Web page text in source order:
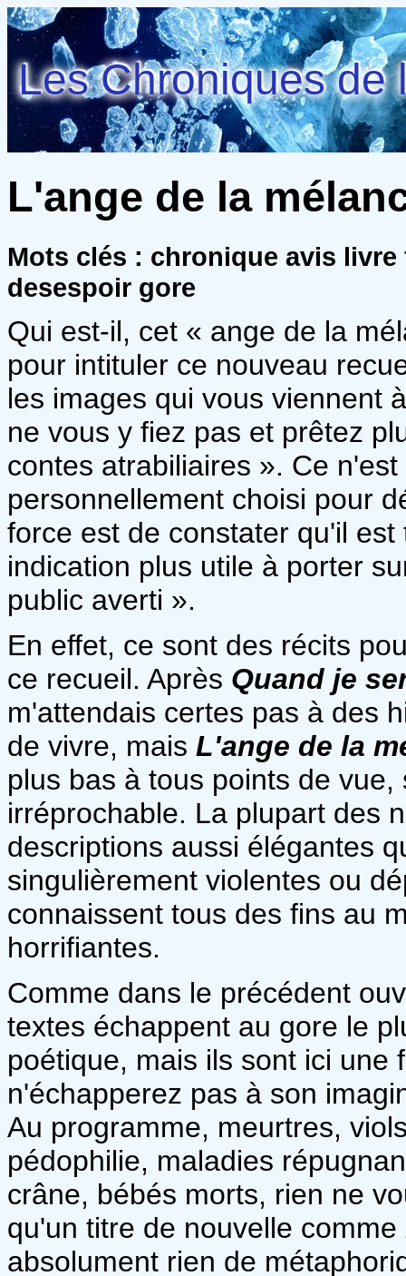
Les Chroniques de
L'ange de la
Mots clés : chronique avis
desespoir gore
Qui est-il, cet « ange de la
pour intituler ce nouveau
les images qui vous viennent
ne vous y fiez pas et prêtez
contes atrabiliaires ». Ce
personnellement choisi pour
force est de constater qu'il
indication plus utile à porter
public averti ».
En effet, ce sont des récits
ce recueil. Après Quand je
m'attendais certes pas à des
de vivre, mais L'ange de la
plus bas à tous points de
irréprochable. La plupart des
descriptions aussi élégantes
singulièrement violentes ou
connaissent tous des fins au
horrifiantes.
Comme dans le précédent
textes échappent au gore le
poétique, mais ils sont ici une
n'échapperez pas à son
Au programme, meurtres,
pédophilie, maladies
crâne, bébés morts, rien ne
qu'un titre de nouvelle comme
absolument rien de